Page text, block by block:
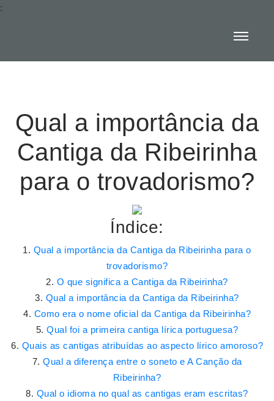
:
Qual a importância da
Cantiga da Ribeirinha
para o trovadorismo?
Índice:
Qual a importância da Cantiga da Ribeirinha para o
trovadorismo?
O que significa a Cantiga da Ribeirinha?
Qual a importância da Cantiga da Ribeirinha?
Como era o nome oficial da Cantiga da Ribeirinha?
Qual foi a primeira cantiga lírica portuguesa?
Quais as cantigas atribuídas ao aspecto lírico amoroso?
Qual a diferença entre o soneto e A Canção da
Ribeirinha?
Qual o idioma no qual as cantigas eram escritas?